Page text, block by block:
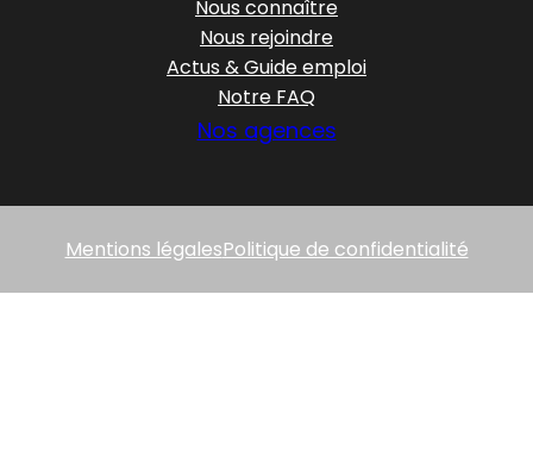
Nous connaître
Nous rejoindre
Actus & Guide emploi
Notre FAQ
Nos agences
Mentions légalesPolitique de confidentialité